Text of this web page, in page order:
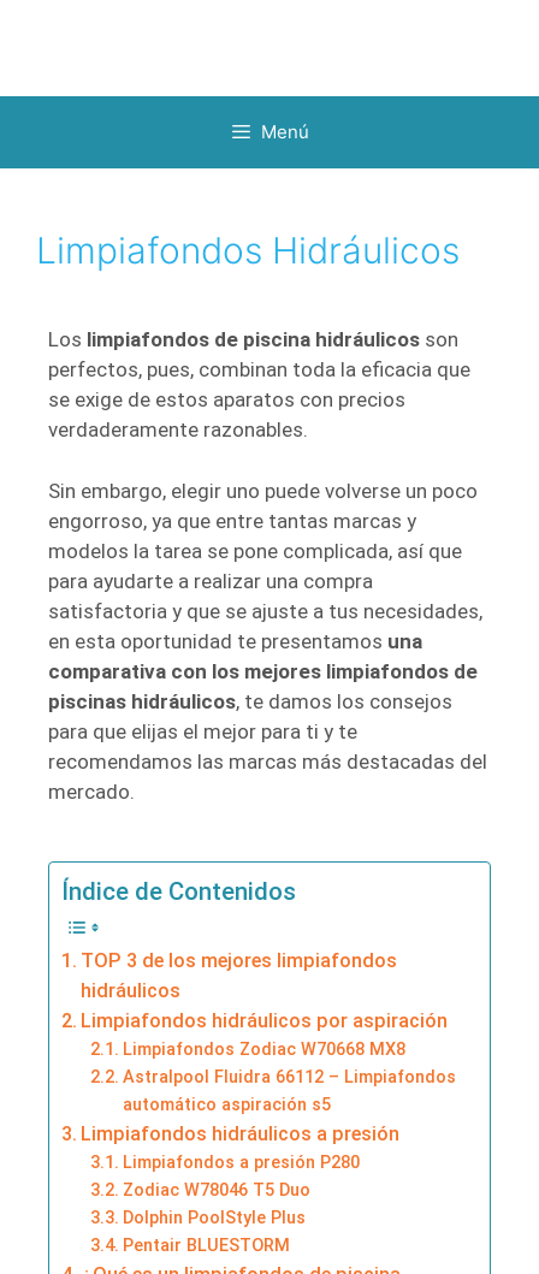
Menú
Limpiafondos Hidráulicos
Los limpiafondos de piscina hidráulicos son
perfectos, pues, combinan toda la eficacia que
se exige de estos aparatos con precios
verdaderamente razonables.
Sin embargo, elegir uno puede volverse un poco
engorroso, ya que entre tantas marcas y
modelos la tarea se pone complicada, así que
para ayudarte a realizar una compra
satisfactoria y que se ajuste a tus necesidades,
en esta oportunidad te presentamos una
comparativa con los mejores limpiafondos de
piscinas hidráulicos, te damos los consejos
para que elijas el mejor para ti y te
recomendamos las marcas más destacadas del
mercado.
Índice de Contenidos
TOP 3 de los mejores limpiafondos
hidráulicos
Limpiafondos hidráulicos por aspiración
Limpiafondos Zodiac W70668 MX8
Astralpool Fluidra 66112 – Limpiafondos
automático aspiración s5
Limpiafondos hidráulicos a presión
Limpiafondos a presión P280
Zodiac W78046 T5 Duo
Dolphin PoolStyle Plus
Pentair BLUESTORM